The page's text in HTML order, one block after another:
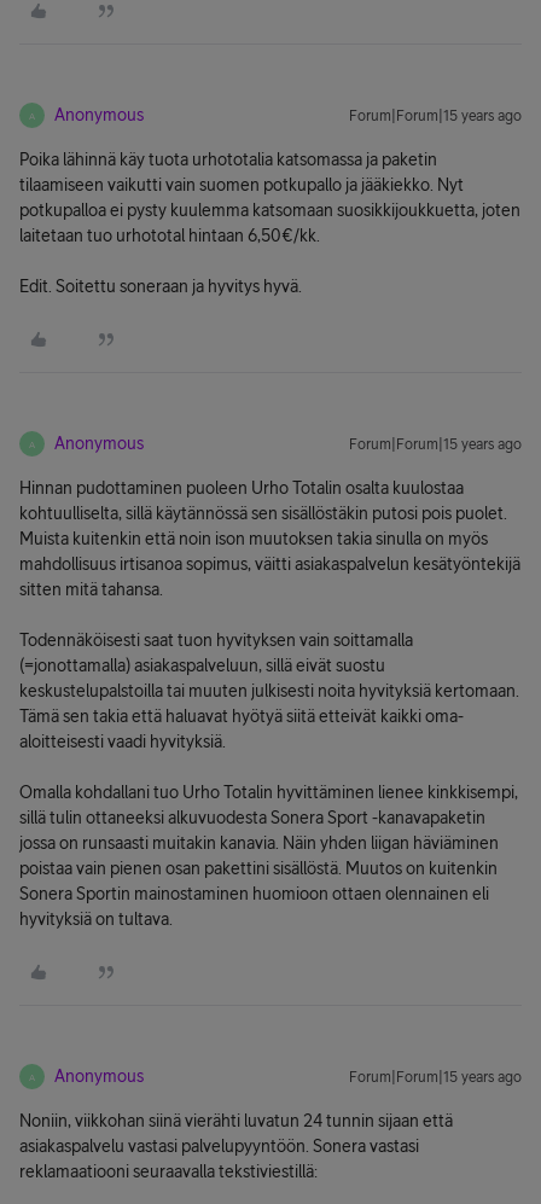
A Anonymous Forum|Forum|15 years ago
Poika lähinnä käy tuota urhototalia katsomassa ja paketin
tilaamiseen vaikutti vain suomen potkupallo ja jääkiekko. Nyt
potkupalloa ei pysty kuulemma katsomaan suosikkijoukkuetta, joten
laitetaan tuo urhototal hintaan 6,50€/kk.
Edit. Soitettu soneraan ja hyvitys hyvä.
A Anonymous Forum|Forum|15 years ago
Hinnan pudottaminen puoleen Urho Totalin osalta kuulostaa
kohtuulliselta, sillä käytännössä sen sisällöstäkin putosi pois puolet.
Muista kuitenkin että noin ison muutoksen takia sinulla on myös
mahdollisuus irtisanoa sopimus, väitti asiakaspalvelun kesätyöntekijä
sitten mitä tahansa.
Todennäköisesti saat tuon hyvityksen vain soittamalla
(=jonottamalla) asiakaspalveluun, sillä eivät suostu
keskustelupalstoilla tai muuten julkisesti noita hyvityksiä kertomaan.
Tämä sen takia että haluavat hyötyä siitä etteivät kaikki oma-
aloitteisesti vaadi hyvityksiä.
Omalla kohdallani tuo Urho Totalin hyvittäminen lienee kinkkisempi,
sillä tulin ottaneeksi alkuvuodesta Sonera Sport -kanavapaketin
jossa on runsaasti muitakin kanavia. Näin yhden liigan häviäminen
poistaa vain pienen osan pakettini sisällöstä. Muutos on kuitenkin
Sonera Sportin mainostaminen huomioon ottaen olennainen eli
hyvityksiä on tultava.
A Anonymous Forum|Forum|15 years ago
Noniin, viikkohan siinä vierähti luvatun 24 tunnin sijaan että
asiakaspalvelu vastasi palvelupyyntöön. Sonera vastasi
reklamaatiooni seuraavalla tekstiviestillä: